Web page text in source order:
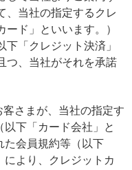
、当社の指定するクレ
ド」といいます。）
「クレジット決済」
つ、当社がそれを承諾
さまが、当社の指定す
下「カード会社」と
た会員規約等（以下
により、クレジットカ